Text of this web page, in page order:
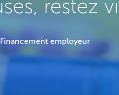
restez
Financement employeur